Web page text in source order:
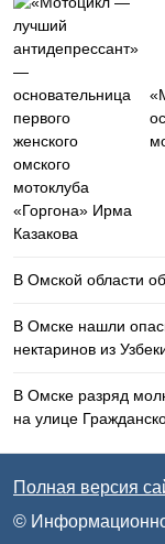
В Омской области
В Омске нашли
нектаринов из
В Омске разряд
на улице
Полная версия
©